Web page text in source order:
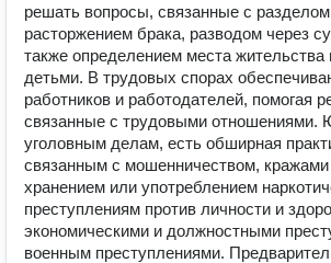
решать вопросы, связанные с
расторжением брака, разводом через
также определением места
детьми. В трудовых спорах
работников и работодателей, помогая
связанные с трудовыми отношениями.
уголовным делам, есть обширная
связанным с мошенничеством, кражами
хранением или употреблением
преступлениям против личности и
экономическими и должностными
военным преступлениями.